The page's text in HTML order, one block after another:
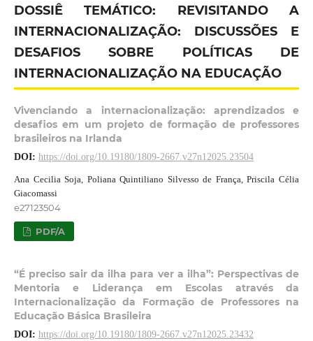
DOSSIÊ TEMÁTICO: REVISITANDO A
INTERNACIONALIZAÇÃO: DISCUSSÕES E
DESAFIOS SOBRE POLÍTICAS DE
INTERNACIONALIZAÇÃO NA EDUCAÇÃO
Vivenciando a internacionalização: aprendizados e
desafios em um projeto de formação de professores
brasileiros na Irlanda
DOI: https://doi.org/10.19180/1809-2667.v27n12025.23504
Ana Cecilia Soja, Poliana Quintiliano Silvesso de França, Priscila Célia
Giacomassi
e27123504
PDF/A
“É preciso sair da ilha para ver a ilha”: Perspectivas de
Mentoria e Liderança em Escolas através da
Internacionalização da Formação de Professores na
Educação Básica Brasileira
DOI: https://doi.org/10.19180/1809-2667.v27n12025.23432